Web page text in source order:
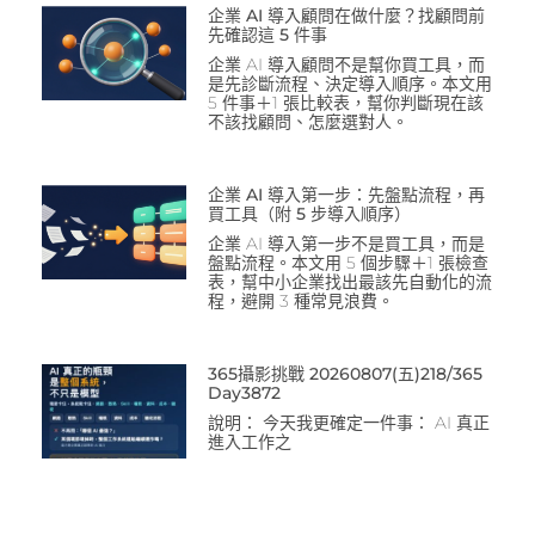
企業 AI 導入顧問在做什麼？找顧問前
先確認這 5 件事
企業 AI 導入顧問不是幫你買工具，而
是先診斷流程、決定導入順序。本文用
5 件事＋1 張比較表，幫你判斷現在該
不該找顧問、怎麼選對人。
企業 AI 導入第一步：先盤點流程，再
買工具（附 5 步導入順序）
企業 AI 導入第一步不是買工具，而是
盤點流程。本文用 5 個步驟＋1 張檢查
表，幫中小企業找出最該先自動化的流
程，避開 3 種常見浪費。
365攝影挑戰 20260807(五)218/365
Day3872
說明： 今天我更確定一件事： AI 真正
進入工作之